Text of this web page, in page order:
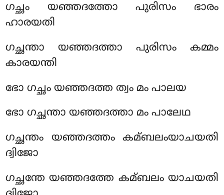
ഗച്ഛം യഞ്ഞദത്തോ പുരിസം ഭാരം
ഹാരയതി
ഗച്ഛന്താ യഞ്ഞദത്താ പുരിസം കമ്മം
കാരയന്തി
ഭോ ഗച്ഛം യഞ്ഞദത്ത ത്വം മം പാലയ
ഭോ ഗച്ഛന്താ യഞ്ഞദത്താ മം പാലേഥ
ഗച്ഛന്തം യഞ്ഞദത്തം കമ്ബലംയാചയതി
ദ്വിജോ
ഗച്ഛന്തേ യഞ്ഞദത്തേ കമ്ബലം യാചയതി